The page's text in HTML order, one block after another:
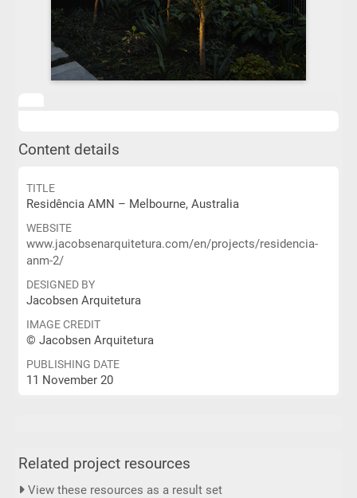
Content details
TITLE
Residência AMN – Melbourne, Australia
WEBSITE
www.jacobsenarquitetura.com/en/projects/residencia-
anm-2/
DESIGNED BY
Jacobsen Arquitetura
IMAGE CREDIT
© Jacobsen Arquitetura
PUBLISHING DATE
11 November 20
Related project resources
View these resources as a result set